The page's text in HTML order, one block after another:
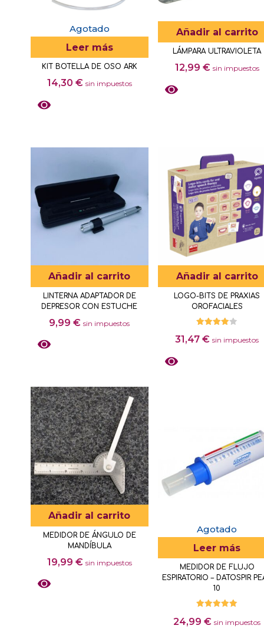
pueden
elegir
en
la
página
de
Agotado
Leer más
KIT BOTELLA DE OSO ARK
14,30 € sin impuestos
Añadir al carrito
LÁMPARA ULTRAVIOLETA
12,99 € sin impuestos
Añadir al carrito
LINTERNA ADAPTADOR DE
DEPRESOR CON ESTUCHE
9,99€ sin impuestos
Añadir al carrito
LOGO-BITS DE PRAXIAS
OROFACIALES
con
31,47€ sin impuestos
Añadir al carrito
MEDIDOR DE ÁNGULO DE
MANDÍBULA
19,99 € sin impuestos
Agotado
Leer más
MEDIDOR DE FLUJO
ESPIRATORIO – DATOSPIR
10
con
24,99€ sin impuestos